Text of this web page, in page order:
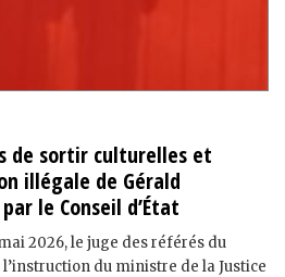
de sortir culturelles et
illégale de Gérald
le Conseil d’État
2026, le juge des référés du
l’instruction du ministre de la Justice